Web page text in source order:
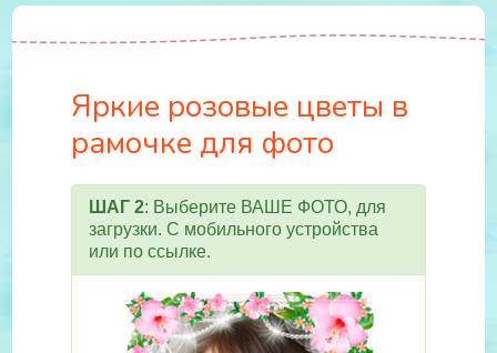
Яркие розовые цветы в
рамочке для фото
ШАГ 2: Выберите ВАШЕ ФОТО, для
загрузки. С мобильного устройства
или по ссылке.